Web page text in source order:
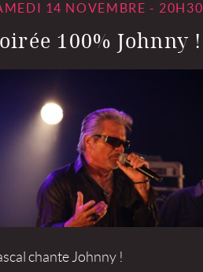
14 NOVEMBRE - 20H30
100% Johnny !
chante Johnny !